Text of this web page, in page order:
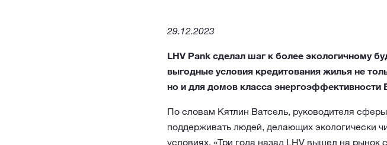
29.12.2023
LHV Pank сделал шаг к более экологичному
выгодные условия кредитования жилья не
но и для домов класса энергоэффективности
По словам Кятлин Ватсель, руководителя
поддерживать людей, делающих экологически
условиях. «Три года назад LHV вышел на